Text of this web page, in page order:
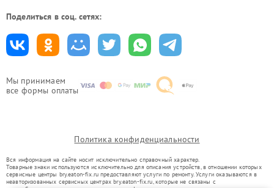
Мы принимаем
все формы оплаты
Поделиться в соц. сетях:
Политика конфиденциальности
Вся информация на сайте носит исключительно справочный характер.
Товарные знаки используются исключительно для описания устройств, в отношении которых
сервисные центры bry.eaton-fix.ru предоставляют услуги по ремонту. Услуги оказываются в
неавторизованных сервисных центрах bry.eaton-fix.ru, которые не связаны с